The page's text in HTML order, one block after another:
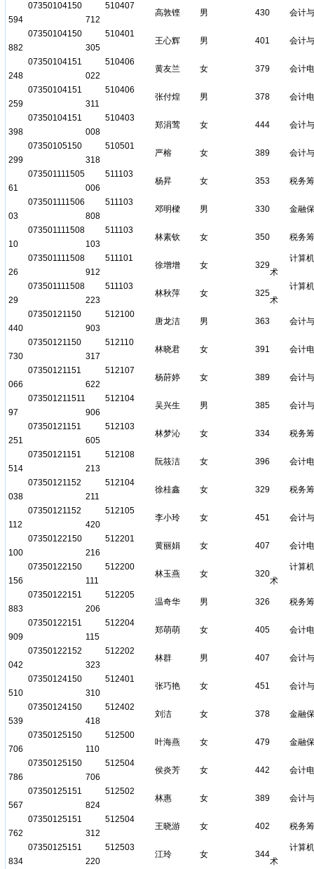
07350104150
594
510407
712
高敦铿 男 430 会计
07350104150
882
510401
305
王心辉 男 401 会计
07350104151
248
510406
022
黄友兰 女 379 会计
07350104151
259
510406
311
张付煌 男 378 会计
07350104151
398
510403
008
郑涓莺 女 444 会计
07350105150
299
510501
318
严榕 女 389 会计
073501111505
61
511103
006
杨昇 女 353 税务
073501111506
03
511103
808
邓明樑 男 330 金融
073501111508
10
511103
103
林素钦 女 350 税务
073501111508
26
511101
912
徐增增 女 329
计算
术
073501111508
29
511103
223
林秋萍 女 325
计算
术
07350121150
440
512100
903
唐龙洁 男 363 会计
07350121150
730
512110
317
林晓君 女 391 会计
07350121151
066
512107
622
杨莳婷 女 389 会计
073501211511
97
512104
906
吴兴生 男 385 会计
07350121151
251
512103
605
林梦沁 女 334 税务
07350121151
514
512108
213
阮筱洁 女 396 会计
07350121152
038
512104
211
徐桂鑫 女 329 税务
07350121152
112
512105
420
李小玲 女 451 会计
07350122150
100
512201
216
黄丽娟 女 407 会计
07350122150
156
512200
111
林玉燕 女 320
计算
术
07350122151
883
512205
206
温奇华 男 326 税务
07350122151
909
512204
115
郑萌萌 女 405 会计
07350122152
042
512202
323
林群 男 407 会计
07350124150
510
512401
310
张巧艳 女 451 会计
07350124150
539
512402
418
刘洁 女 378 金融
07350125150
706
512500
110
叶海燕 女 479 金融
07350125150
786
512504
706
侯炎芳 女 442 会计
07350125151
567
512502
824
林惠 女 389 会计
07350125151
762
512504
312
王晓游 女 402 税务
07350125151
834
512503
220
江玲 女 344
计算
术